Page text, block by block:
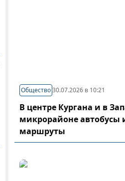
Общество30.07.2026 в 10:21
В центре Кургана и в
микрорайоне автобусы
маршруты